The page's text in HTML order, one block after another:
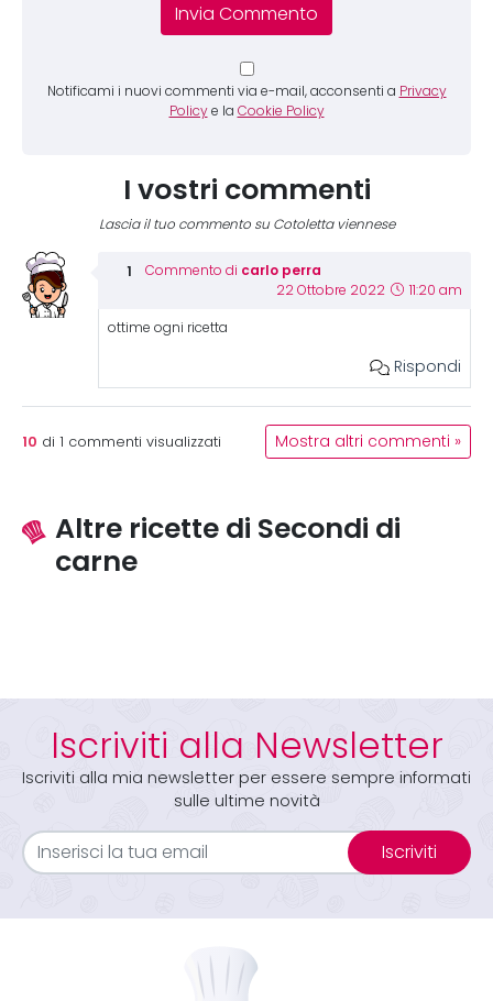
Notificami i nuovi commenti via e-mail, acconsenti a Privacy
Policy e la Cookie Policy
I vostri commenti
Lascia il tuo commento su Cotoletta viennese
Commento di carlo perra
22 Ottobre 2022 11:20 am
ottime ogni ricetta
Rispondi
10 di 1 commenti visualizzati Mostra altri commenti »
Altre ricette di Secondi di
carne
Iscriviti alla Newsletter
Iscriviti alla mia newsletter per essere sempre informati
sulle ultime novità
Iscriviti